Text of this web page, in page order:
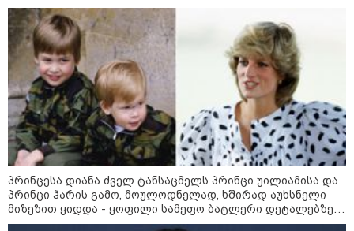
მოზაიკა
პრინცესა დიანა ძველ ტანსაცმელს პრინცი უილიამისა და
პრინცი ჰარის გამო, მოულოდნელად, ხშირად აუხსნელი
მიზეზით ყიდდა - ყოფილი სამეფო ბატლერი დეტალებზე
საკუთარ წიგნში საუბრობს